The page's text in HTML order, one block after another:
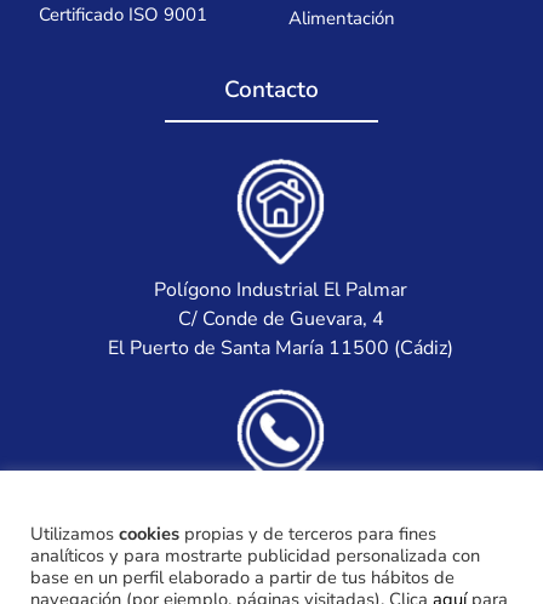
Certificado ISO 9001
Alimentación
Contacto
Polígono Industrial El Palmar
C/ Conde de Guevara, 4
El Puerto de Santa María 11500 (Cádiz)
(+34) 685 395 292
Utilizamos cookies propias y de terceros para fines
analíticos y para mostrarte publicidad personalizada con
base en un perfil elaborado a partir de tus hábitos de
navegación (por ejemplo, páginas visitadas). Clica aquípara